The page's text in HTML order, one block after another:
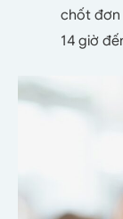
chốt đơn
14 giờ